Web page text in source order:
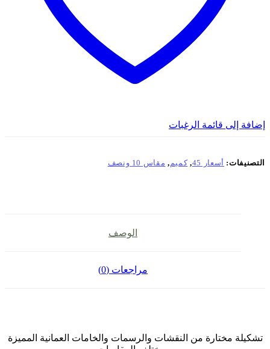
إضافة إلى قائمة الرغبات
التصنيفات: أسعار 45 ,كميم, مقاس 10 ونصف
الوصف
مراجعات (0)
تشكيلة مختارة من النقشات والرسمات والخامات العمانية المميزة